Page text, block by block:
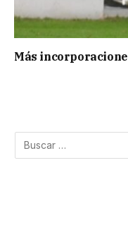
Más